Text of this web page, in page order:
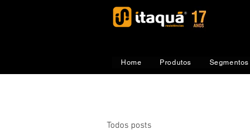
Home Produtos Segmentos
Todos posts